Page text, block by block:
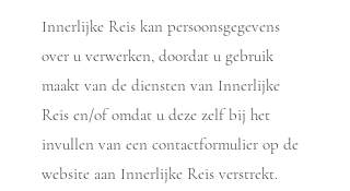
Innerlijke Reis kan persoonsgegevens
over u verwerken, doordat u gebruik
maakt van de diensten van Innerlijke
Reis en/of omdat u deze zelf bij het
invullen van een contactformulier op de
website aan Innerlijke Reis verstrekt.